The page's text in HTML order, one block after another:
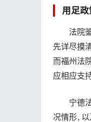
用足
法院
先详尽摸
而福州法
应相应支
宁德
况情形,